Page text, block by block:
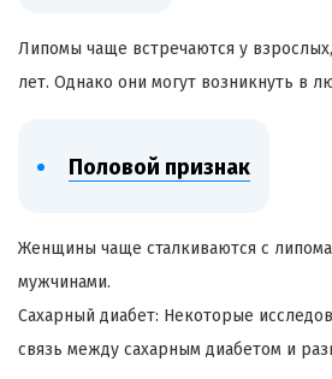
Липомы чаще встречаются у
лет. Однако они могут возникнуть в
Половой признак
Женщины чаще сталкиваются с
мужчинами.
Сахарный диабет: Некоторые
связь между сахарным диабетом и